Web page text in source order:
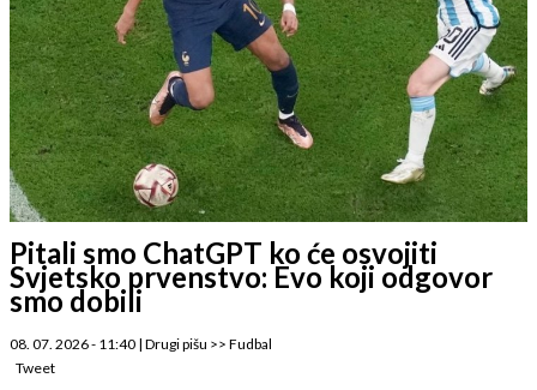
Pitali smo ChatGPT ko će osvojiti
Svjetsko prvenstvo: Evo koji odgovor
smo dobili
08. 07. 2026 - 11:40 | Drugi pišu >> Fudbal
Tweet